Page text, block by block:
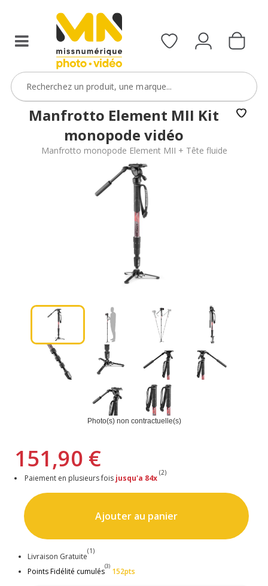
Manfrotto Element MII Kit
monopode vidéo
Manfrotto monopode Element MII + Tête fluide
Photo(s) non contractuelle(s)
151,90 €
Paiement en plusieurs fois jusqu'a 84x
(2)
Ajouter au panier
Livraison Gratuite
(1)
Points Fidélité cumulés
(3)
152pts